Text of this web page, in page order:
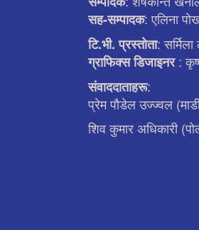
सह-सम्पादक: एलिना
टि.भी. प्रस्ताेता: सर्मिला
ग्राफिक्स डिजाइनर:
संवाददाताहरू:
प्रेम पौडेल उज्ज्वल
शिव कुमार अधिकारी